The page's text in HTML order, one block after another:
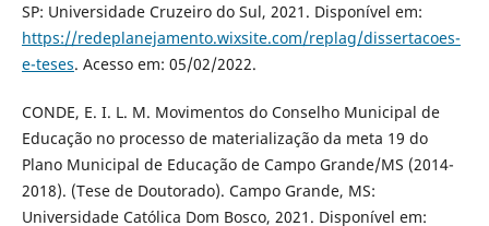
SP: Universidade Cruzeiro do Sul, 2021. Disponível em:
https://redeplanejamento.wixsite.com/replag/dissertacoes-
e-teses. Acesso em: 05/02/2022.
CONDE, E. I. L. M. Movimentos do Conselho Municipal de
Educação no processo de materialização da meta 19 do
Plano Municipal de Educação de Campo Grande/MS (2014-
2018). (Tese de Doutorado). Campo Grande, MS:
Universidade Católica Dom Bosco, 2021. Disponível em: